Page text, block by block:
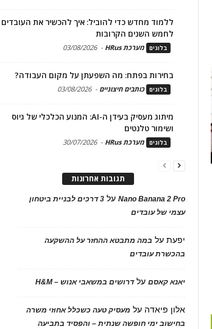
ללמוד מחדש כדי להוביל: איך להכשיר את העובדים
לחמש השנים הקרובות
בלוגים מערכת HRus -
03/08/2026
בחירות בפתח: מה השפעתן על מקום העבודה?
בלוגים כותבים חיצוניים -
03/08/2026
מיתוג מעסיק בעידן ה-AI: המנוע הכלכלי של גיוס
ושימור טלנטים
בלוגים מערכת HRus -
30/07/2026
תגובות אחרונות
Nano Banana 2 Proעל
3 דרכים לבניית ביטחון
עצמי של עובדים
יפעתעל במה מתבטא ההחזר על ההשקעה
בהכשרת עובדים
יאנא קאסםעלדרושים במשאבי אנוש – H&M
אלון פיאדה על מעסיק טעה כשכלל אחוזי משרה
בחישוב ימי חופשה שנתית – והפסיד בתביעה